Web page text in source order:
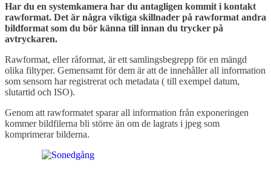
Har du en systemkamera har du antagligen kommit i kontakt
rawformat. Det är några viktiga skillnader på rawformat andra
bildformat som du bör känna till innan du trycker på
avtryckaren.
Rawformat, eller råformat, är ett samlingsbegrepp för en mängd
olika filtyper. Gemensamt för dem är att de innehåller all information
som sensorn har registrerat och metadata ( till exempel datum,
slutartid och ISO).
Genom att rawformatet sparar all information från exponeringen
kommer bildfilerna bli större än om de lagrats i jpeg som
komprimerar bilderna.